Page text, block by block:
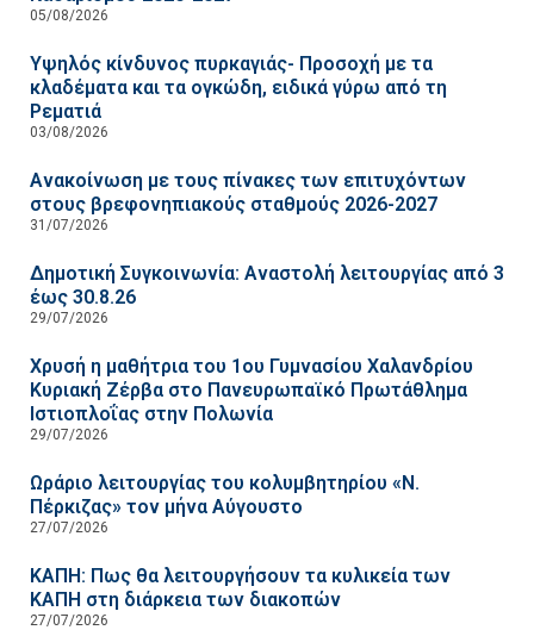
05/08/2026
Υψηλός κίνδυνος πυρκαγιάς- Προσοχή με τα
κλαδέματα και τα ογκώδη, ειδικά γύρω από τη
Ρεματιά
03/08/2026
Ανακοίνωση με τους πίνακες των επιτυχόντων
στους βρεφονηπιακούς σταθμούς 2026-2027
31/07/2026
Δημοτική Συγκοινωνία: Αναστολή λειτουργίας από 3
έως 30.8.26
29/07/2026
Χρυσή η μαθήτρια του 1ου Γυμνασίου Χαλανδρίου
Κυριακή Ζέρβα στο Πανευρωπαϊκό Πρωτάθλημα
Ιστιοπλοΐας στην Πολωνία
29/07/2026
Ωράριο λειτουργίας του κολυμβητηρίου «Ν.
Πέρκιζας» τον μήνα Αύγουστο
27/07/2026
ΚΑΠΗ: Πως θα λειτουργήσουν τα κυλικεία των
ΚΑΠΗ στη διάρκεια των διακοπών
27/07/2026